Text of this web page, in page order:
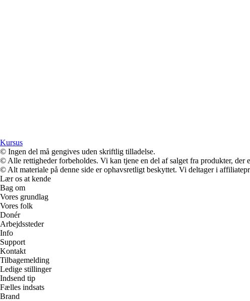
Kursus
© Ingen del må gengives uden skriftlig tilladelse.
© Alle rettigheder forbeholdes. Vi kan tjene en del af salget fra produkter, der
© Alt materiale på denne side er ophavsretligt beskyttet. Vi deltager i
Lær os at kende
Bag om
Vores grundlag
Vores folk
Donér
Arbejdssteder
Info
Support
Kontakt
Tilbagemelding
Ledige stillinger
Indsend tip
Fælles indsats
Brand